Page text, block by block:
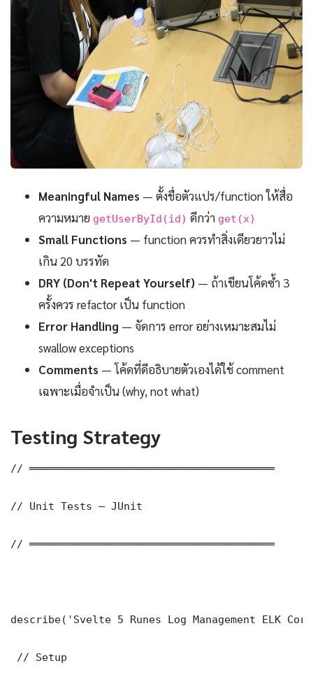
Meaningful Names — ตั้งชื่อตัวแปร/function ให้สื่อ
ความหมาย getUserById(id) ดีกว่า get(x)
Small Functions — function ควรทำสิ่งเดียวยาวไม่
เกิน 20 บรรทัด
DRY (Don't Repeat Yourself) — ถ้าเขียนโค้ดซ้ำ 3
ครั้งควร refactor เป็น function
Error Handling — จัดการ error อย่างเหมาะสมไม่
swallow exceptions
Comments — โค้ดที่ดีอธิบายตัวเองได้ใช้ comment
เฉพาะเมื่อจำเป็น (why, not what)
Testing Strategy
// ═══════════════════════════════════════
// Unit Tests — JUnit
// ═══════════════════════════════════════
describe('Svelte 5 Runes Log Management ELK
// Setup